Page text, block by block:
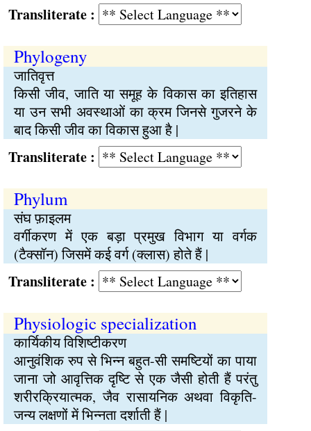
:
Phylogeny
जातिवृत्त
किसी जीव, जाति या समूह के विकास का इतिहास
या उन सभी अवस्थाओं का क्रम जिनसे गुजरने के
बाद किसी जीव का विकास हुआ है |
:
Phylum
संघ फ़ाइलम
वर्गीकरण में एक बड़ा प्रमुख विभाग या वर्गक
(टैक्सॉन) जिसमें कई वर्ग (क्लास) होते हैं |
:
Physiologic specialization
कार्यिकीय विशिष्टीकरण
आनुवंशिक रुप से भिन्न बहुत-सी समष्टियों का पाया
जाना जो आवृत्तिक दृष्टि से एक जैसी होती हैं परंतु
शरीरक्रियात्मक, जैव रासायनिक अथवा विकृति-
जन्य लक्षणों में भिन्नता दर्शाती हैं |